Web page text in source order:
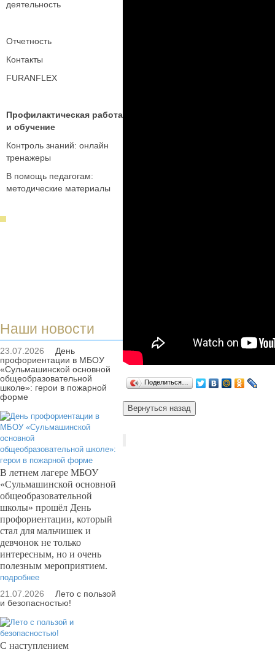
деятельность
Отчетность
Контакты
FURANFLEX
Профилактическая работа
и обучение
Контроль знаний: онлайн
тренажеры
В помощь педагогам:
методические материалы
Наши новости
23.07.2026
День
профориентации в МБОУ
«Сульмашинской основной
общеобразовательной
школе»: герои в пожарной
форме
В летнем лагере МБОУ
«Сульмашинской основной
общеобразовательной
школы» прошёл День
профориентации, который
стал для мальчишек и
девчонок не только
интересным, но и очень
полезным мероприятием.
подробнее
21.07.2026
Лето с пользой
и безопасностью!
С наступлением
Поделиться…